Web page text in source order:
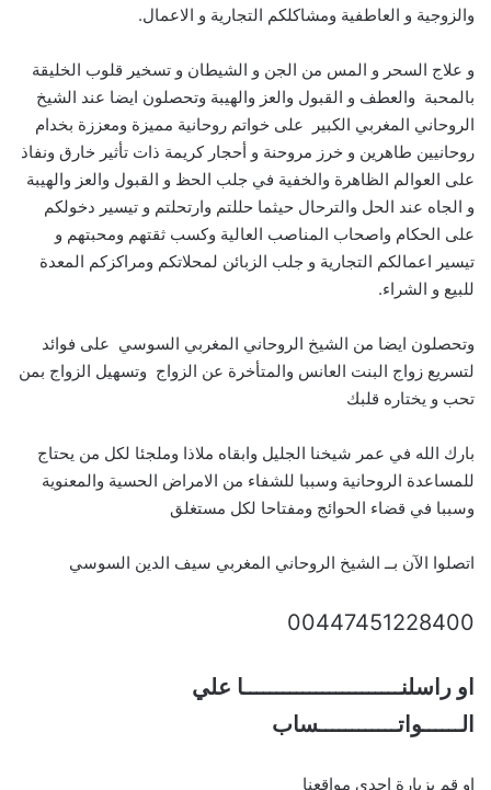
والزوجية و العاطفية ومشاكلكم التجارية و الاعمال.
و علاج السحر و المس من الجن و الشيطان و تسخير قلوب الخليقة
بالمحبة والعطف و القبول والعز والهيبة وتحصلون ايضا عند الشيخ
الروحاني المغربي الكبير على خواتم روحانية مميزة ومعززة بخدام
روحانيين طاهرين و خرز مروحنة و أحجار كريمة ذات تأثير خارق ونفاذ
على العوالم الظاهرة والخفية في جلب الحظ و القبول والعز والهيبة
و الجاه عند الحل والترحال حيثما حللتم وارتحلتم و تيسير دخولكم
على الحكام واصحاب المناصب العالية وكسب ثقتهم ومحبتهم و
تيسير اعمالكم التجارية و جلب الزبائن لمحلاتكم ومراكزكم المعدة
للبيع و الشراء.
وتحصلون ايضا من الشيخ الروحاني المغربي السوسي على فوائد
لتسريع زواج البنت العانس والمتأخرة عن الزواج وتسهيل الزواج بمن
تحب و يختاره قلبك
بارك الله في عمر شيخنا الجليل وابقاه ملاذا وملجئا لكل من يحتاج
للمساعدة الروحانية وسببا للشفاء من الامراض الحسية والمعنوية
وسببا في قضاء الحوائج ومفتاحا لكل مستغلق
اتصلوا الآن بــ الشيخ الروحاني المغربي سيف الدين السوسي
00447451228400
او راسلنــــــــــــــــــــــــا علي
الــــــواتــــــــــــساب
او قم بزيارة احدي مواقعنا